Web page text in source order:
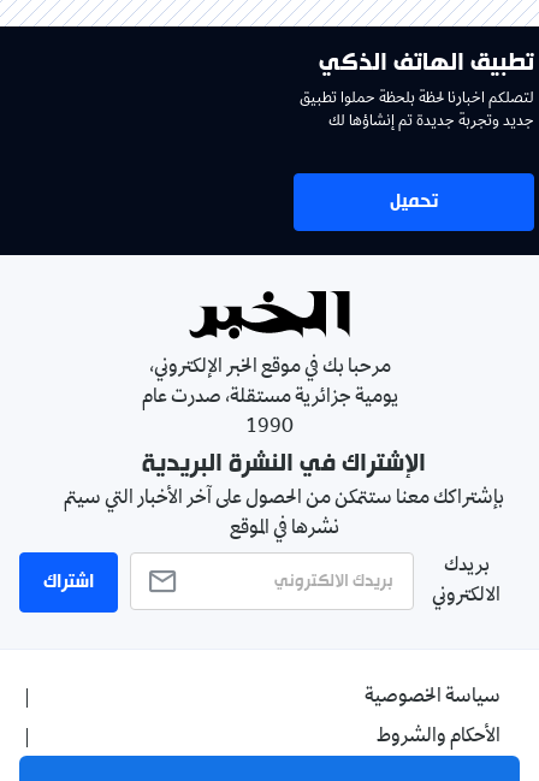
تطبيق الهاتف الذكي
لتصلكم اخبارنا لحظة بلحظة حملوا تطبيق
جديد وتجربة جديدة تم إنشاؤها لك
تحميل
مرحبا بك في موقع الخبر الإلكتروني،
يومية جزائرية مستقلة، صدرت عام
1990
الإشتراك في النشرة البريدية
بإشتراكك معنا ستتمكن من الحصول على آخر الأخبار التي سيتم
نشرها في الموقع
بريدك
الالكتروني
اشتراك
سياسة الخصوصية
الأحكام والشروط